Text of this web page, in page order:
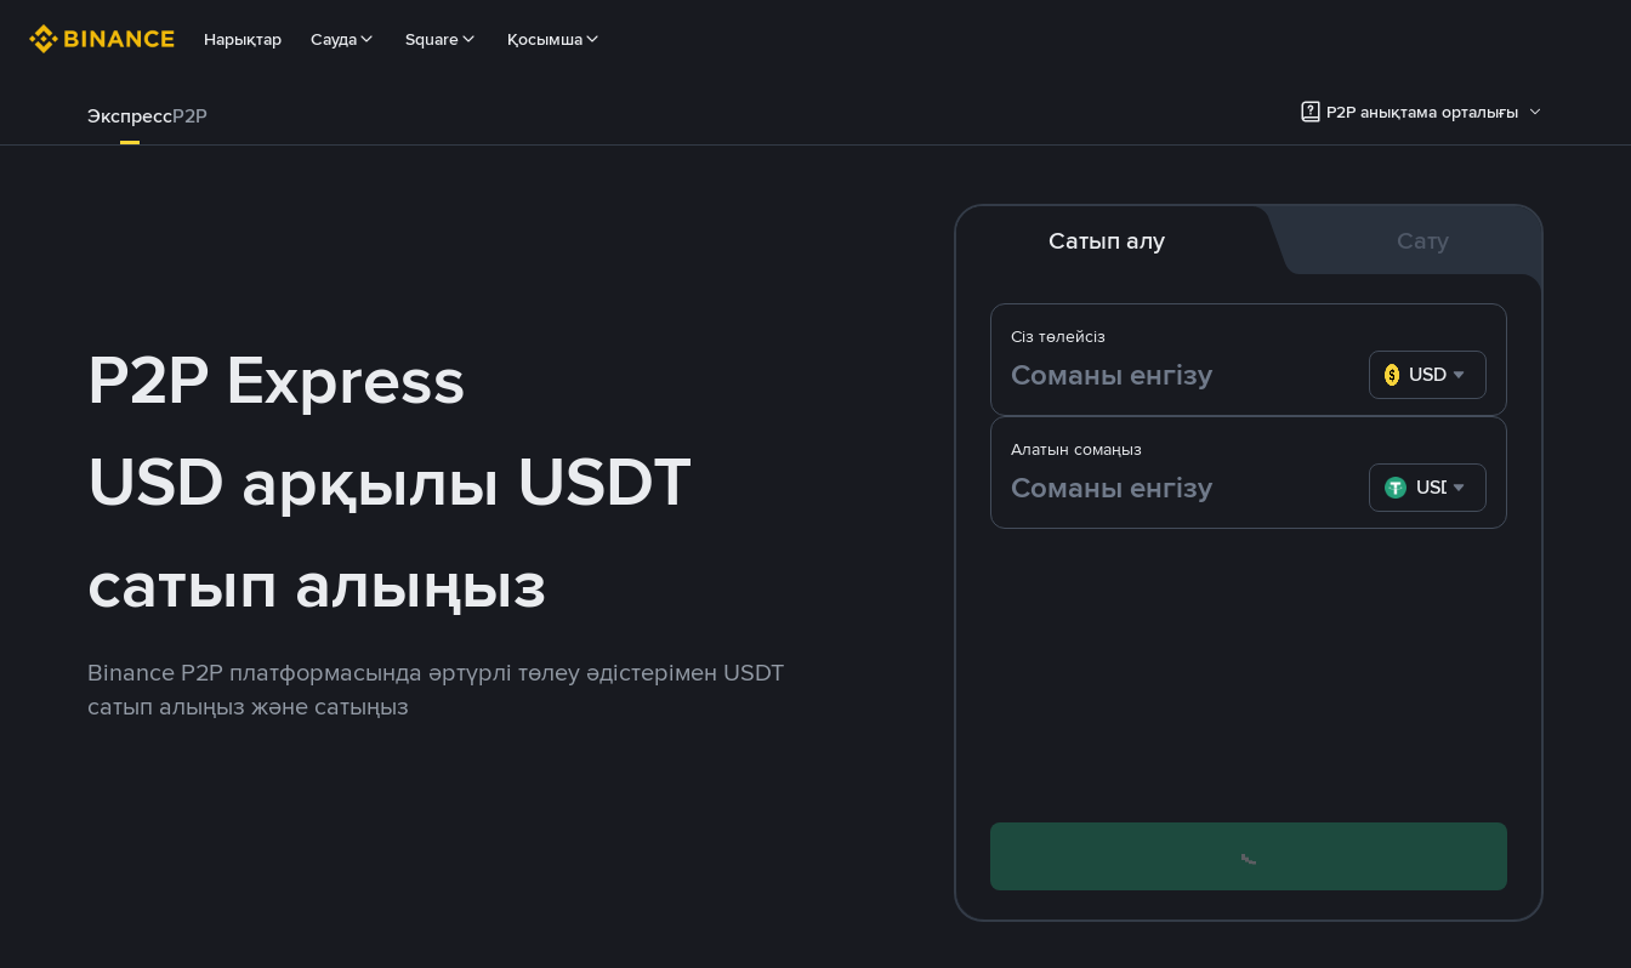
Нарықтар Сауда Square Қосымша
ЭкспрессP2P P2P анықтама орталығы
P2P Express
USD арқылы USDT
сатып алыңыз
Binance P2P платформасында әртүрлі төлеу әдістерімен USDT
сатып алыңыз және сатыңыз
Сатып алу Сату
Сіз төлейсіз
USD
Алатын сомаңыз
USDT